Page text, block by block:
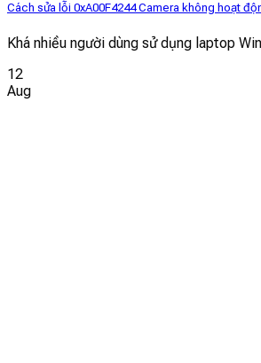
Cách sửa lỗi 0xA00F4244 Camera không hoạt
Khá nhiều người dùng sử dụng laptop
12
Aug